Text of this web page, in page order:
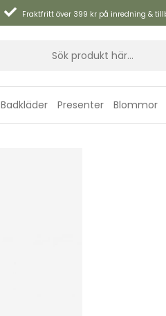
Fraktfritt över 399 kr på inredning &
Badkläder Presenter Blommor